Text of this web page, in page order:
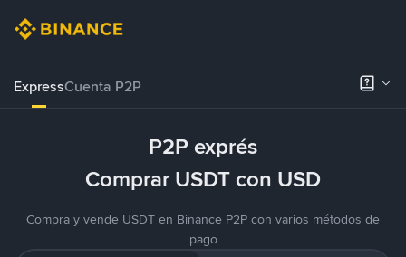
ExpressCuenta P2P
P2P exprés
Comprar USDT con USD
Compra y vende USDT en Binance P2P con varios métodos de
pago